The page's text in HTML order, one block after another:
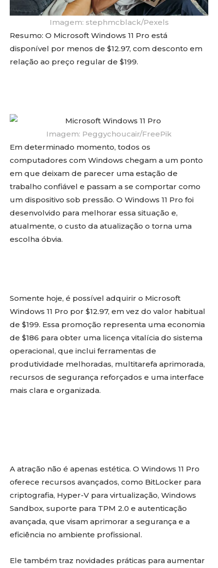
Imagem: stephmcblack/Pexels
Resumo: O Microsoft Windows 11 Pro está
disponível por menos de $12.97, com desconto em
relação ao preço regular de $199.
Imagem: Peggychoucair/FreePik
Em determinado momento, todos os
computadores com Windows chegam a um ponto
em que deixam de parecer uma estação de
trabalho confiável e passam a se comportar como
um dispositivo sob pressão. O Windows 11 Pro foi
desenvolvido para melhorar essa situação e,
atualmente, o custo da atualização o torna uma
escolha óbvia.
Somente hoje, é possível adquirir o Microsoft
Windows 11 Pro por $12.97, em vez do valor habitual
de $199. Essa promoção representa uma economia
de $186 para obter uma licença vitalícia do sistema
operacional, que inclui ferramentas de
produtividade melhoradas, multitarefa aprimorada,
recursos de segurança reforçados e uma interface
mais clara e organizada.
A atração não é apenas estética. O Windows 11 Pro
oferece recursos avançados, como BitLocker para
criptografia, Hyper-V para virtualização, Windows
Sandbox, suporte para TPM 2.0 e autenticação
avançada, que visam aprimorar a segurança e a
eficiência no ambiente profissional.
Ele também traz novidades práticas para aumentar